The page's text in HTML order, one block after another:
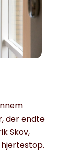
der endte
Skov,